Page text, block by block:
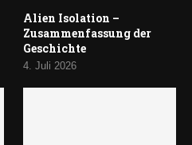
Alien Isolation –
Zusammenfassung der
Geschichte
4. Juli 2026